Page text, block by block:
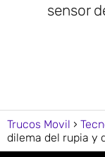
sensor
Trucos Movil
dilema del rupia y